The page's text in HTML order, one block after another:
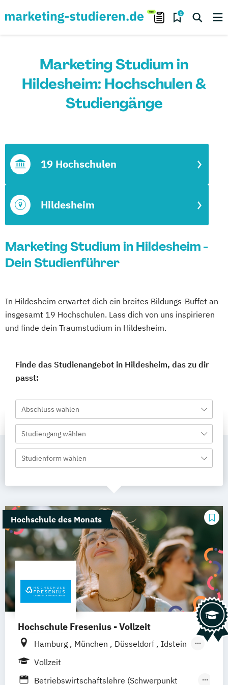
0
Marketing Studium in
Hildesheim: Hochschulen &
Studiengänge
Hildesheim
19 Hochschulen
Marketing Studium in Hildesheim -
Dein Studienführer
In Hildesheim erwartet dich ein breites Bildungs-Buffet an
insgesamt 19 Hochschulen. Lass dich von uns inspirieren
und finde dein Traumstudium in Hildesheim.
Finde das Studienangebot in Hildesheim, das zu dir
passt:
Abschluss wählen
Studiengang wählen
Studienform wählen
Hochschule des Monats
Hochschule Fresenius - Vollzeit
Hamburg München Düsseldorf
Idstein
Berlin
Vollzeit
Betriebswirtschaftslehre (Schwerpunkt